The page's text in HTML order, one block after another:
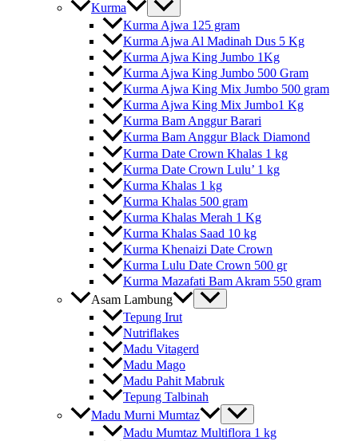
Kurma
Kurma Ajwa 125 gram
Kurma Ajwa Al Madinah Dus 5 Kg
Kurma Ajwa King Jumbo 1Kg
Kurma Ajwa King Jumbo 500 Gram
Kurma Ajwa King Mix Jumbo 500 gram
Kurma Ajwa King Mix Jumbo1 Kg
Kurma Bam Anggur Barari
Kurma Bam Anggur Black Diamond
Kurma Date Crown Khalas 1 kg
Kurma Date Crown Lulu’ 1 kg
Kurma Khalas 1 kg
Kurma Khalas 500 gram
Kurma Khalas Merah 1 Kg
Kurma Khalas Saad 10 kg
Kurma Khenaizi Date Crown
Kurma Lulu Date Crown 500 gr
Kurma Mazafati Bam Akram 550 gram
Asam Lambung
Tepung Irut
Nutriflakes
Madu Vitagerd
Madu Mago
Madu Pahit Mabruk
Tepung Talbinah
Madu Murni Mumtaz
Madu Mumtaz Multiflora 1 kg